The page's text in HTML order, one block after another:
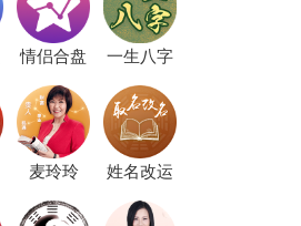
情侣合盘 一生八字
麦玲玲 姓名改运